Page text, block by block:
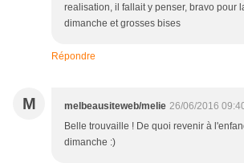
realisation, il fallait y penser, bravo pour
dimanche et grosses bises
Répondre
M melbeausiteweb/melie 26/06/2016
Belle trouvaille ! De quoi revenir à
dimanche :)